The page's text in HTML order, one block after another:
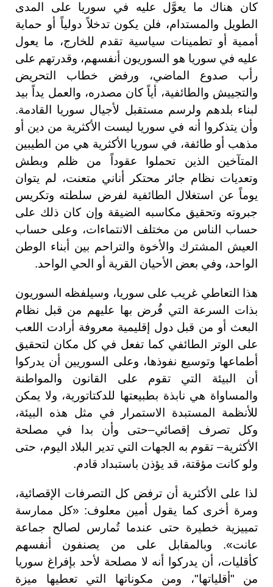
كان هناك ما يعوَّل عليه في سوريا على المدى
الطويل والمستدام، فلن يكون تدخلاً دولياً أو حماية
أممية أو تطمينات سياسية تقدم للخارج، ما يعول
عليه في سوريا هو السوريون أنفسهم، وقدرتهم على
رأب صدوع الماضي، ورفض خطاب التحريض
والتجييش والطائفية، أياً كان مصدره، والعمل يداً بيد
لبناء بلدهم ولرسم مستقبل لأجيال سوريا القادمة.
وأن يتذكروا أنه في سوريا ليست الأكثرية من دين أو
مذهب أو طائفة، في سوريا الأكثرية هي من الطيبين
المتآخين الذين تحملوا عقوداً من ظلم وبطش
وتعديات نظام جائر محتكر أناني متعنت، لم يتوان
يوماً عن استغلال الطائفية لفرض سلطته وتكريس
جبروته وتحقيق مكاسبه الضيقة وإن كان ذلك على
حساب الناس من مختلف الانتماءات، وعلى حساب
العيش المشترك والأخوة والتراحم بين أبناء الوطن
الواحد، وفي بعض الأحيان القرية أو الحي الواحد.
هذا التعاطي غريب على سوريا، وسيلفظه السوريون
بذات السرعة التي فُرض بها عليهم من قبل نظام
البعث أو من قبل دول إقليمية معروفة أرادت اللعب
على الوتر الطائفي كما تفعل في كل مكان لتحقيق
أطماعها وتوسيع نفوذها، وعلى السوريين أن يدركوا
أن البيئة التي تقوم على القانون والمواطنة
والمساواة هي نابذة بطبيعتها للدكتاتورية، ولا يمكن
للأنظمة المستبدة الاستمرار في مثل هذه البيئة،
وكل تصرف إقصائي–حتى وأن بدا في مصلحة
الأكثرية– تقوم به الجهات التي تدير البلاد اليوم، حتى
ولو كانت مؤقتة، قد يؤذن باستبداد قادم.
لذا على الأكثرية أن ترفض كل التصرفات الإقصائية،
ومرة أخرى كما يقول أمين معلوف: «كل ممارسة
تمييزية خطيرة حتى عندما تُمارس لصالح جماعة
عانت». وبالمقابل على من يصنفون أنفسهم
كأقليات، أن يدركوا أنه لا مصلحة لأحد بإفراغ سوريا
من "أقلياتها"، ومن مكوناتها التي تعطيها ميزة